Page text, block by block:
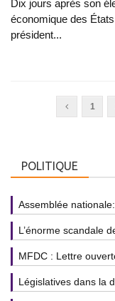
Dix jours après son
économique des
président...
1
POLITIQUE
Assemblée
L’énorme scandale
MFDC : Lettre
Législatives dans la